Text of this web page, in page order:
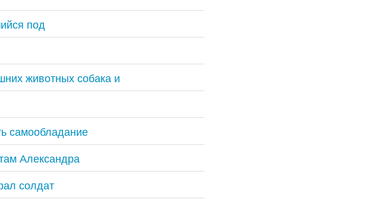
под
животных собака и
самообладание
Александра
солдат